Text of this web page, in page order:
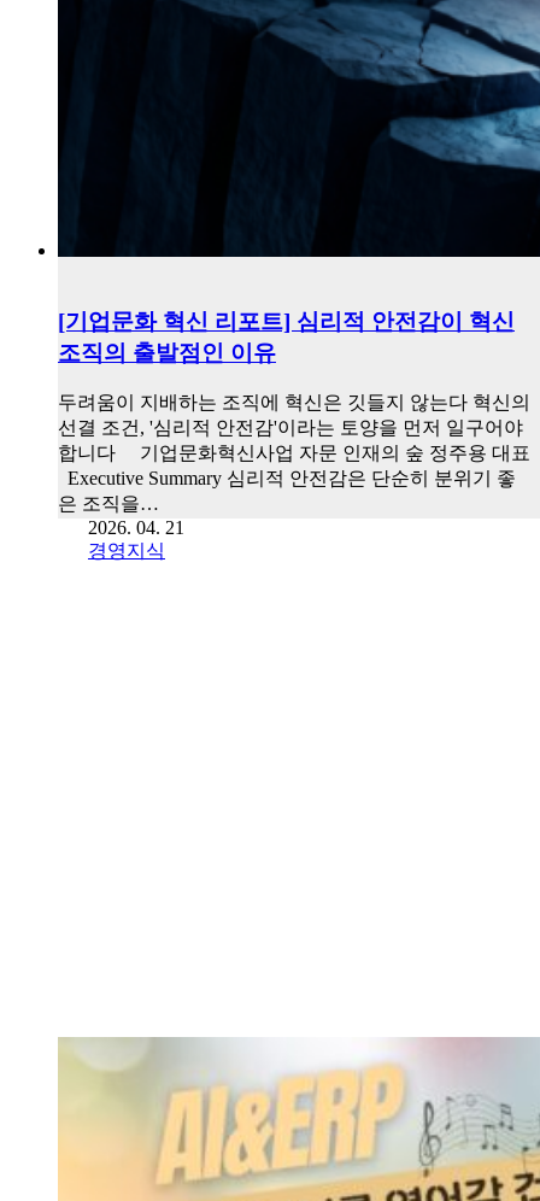
[기업문화 혁신 리포트] 심리적 안전감이 혁신
조직의 출발점인 이유
두려움이 지배하는 조직에 혁신은 깃들지 않는다 혁신의
선결 조건, '심리적 안전감'이라는 토양을 먼저 일구어야
합니다 기업문화혁신사업 자문 인재의 숲 정주용 대표
Executive Summary 심리적 안전감은 단순히 분위기 좋
은 조직을…
2026. 04. 21
경영지식